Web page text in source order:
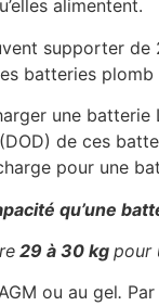
alimentent.
supporter
batteries
une batterie
de ces
pour une
qu’une
29 à 30 kg pour
ou au gel.